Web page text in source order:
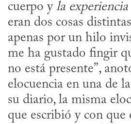
cuerpo y la
eran dos cosas
apenas por un hilo
me ha gustado fingir
no está presente”,
elocuencia en una de
su diario, la misma
que escribió y con que